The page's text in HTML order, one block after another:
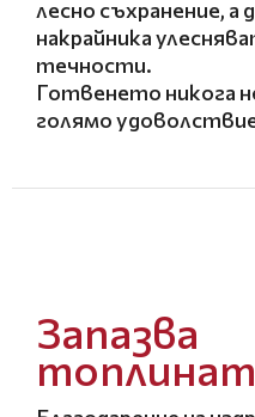
лесно съхранение, а
накрайника
течности.
Готвенето никога
голямо
Запазва